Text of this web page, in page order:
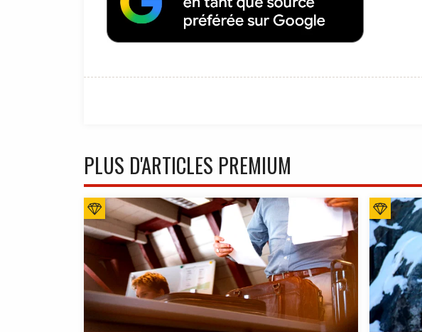
PLUS D'ARTICLES PREMIUM